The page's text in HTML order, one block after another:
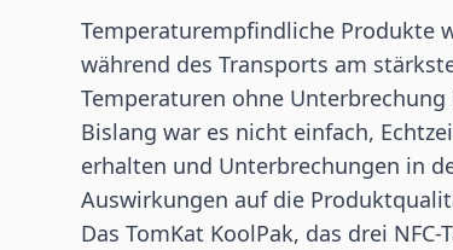
Temperaturempfindliche Produkte
während des Transports am
Temperaturen ohne
Bislang war es nicht einfach,
erhalten und Unterbrechungen in
Auswirkungen auf die
Das TomKat KoolPak, das drei NFC-